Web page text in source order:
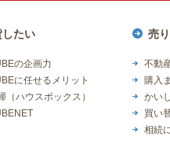
したい
の企画力
に任せるメリット
（ハウスボックス）
売
不動
購入
かい
買い
相続